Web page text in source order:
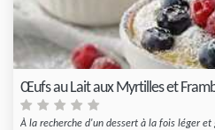
Œufs au Lait aux Myrtilles et
À la recherche d'un dessert à la fois léger et